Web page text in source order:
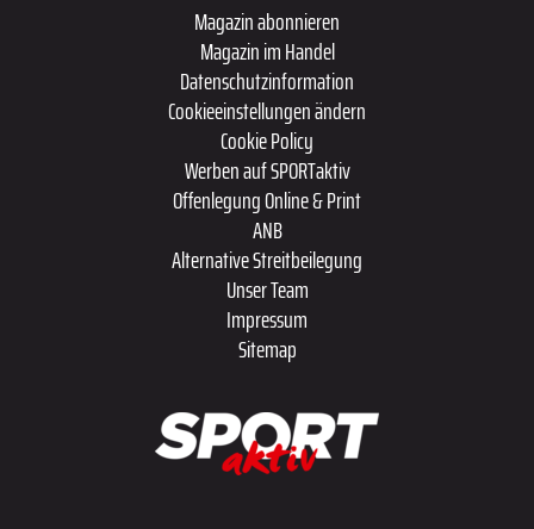
Magazin abonnieren
Magazin im Handel
Datenschutzinformation
Cookieeinstellungen ändern
Cookie Policy
Werben auf SPORTaktiv
Offenlegung Online & Print
ANB
Alternative Streitbeilegung
Unser Team
Impressum
Sitemap